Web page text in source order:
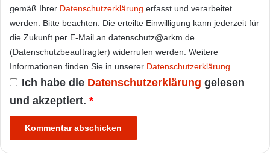
gemäß Ihrer Datenschutzerklärung erfasst und verarbeitet
werden. Bitte beachten: Die erteilte Einwilligung kann jederzeit für
die Zukunft per E-Mail an datenschutz@arkm.de
(Datenschutzbeauftragter) widerrufen werden. Weitere
Informationen finden Sie in unserer Datenschutzerklärung.
Ich habe die Datenschutzerklärung gelesen
und akzeptiert. *